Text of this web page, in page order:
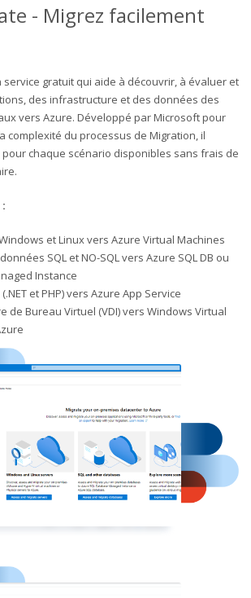
- Migrez facilement
service gratuit qui aide à découvrir, à évaluer et
des infrastructure et des données des
vers Azure. Développé par Microsoft pour
complexité du processus de Migration, il
chaque scénario disponibles sans frais de
et Linux vers Azure Virtual Machines
SQL et NO-SQL vers Azure SQL DB ou
Instance
et PHP) vers Azure App Service
de Bureau Virtuel (VDI) vers Windows Virtual